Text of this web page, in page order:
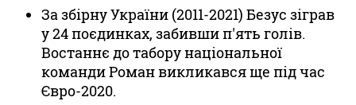
За збірну України (2011-2021) Безус зіграв
у 24 поєдинках, забивши п'ять голів.
Востаннє до табору національної
команди Роман викликався ще під час
Євро-2020.